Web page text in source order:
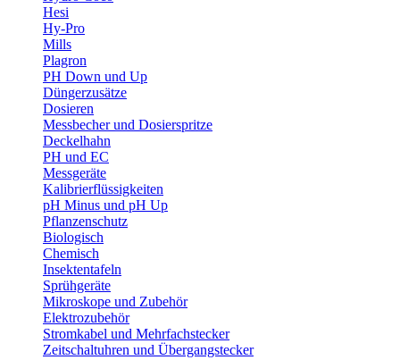
Hesi
Hy-Pro
Mills
Plagron
PH Down und Up
Düngerzusätze
Dosieren
Messbecher und Dosierspritze
Deckelhahn
PH und EC
Messgeräte
Kalibrierflüssigkeiten
pH Minus und pH Up
Pflanzenschutz
Biologisch
Chemisch
Insektentafeln
Sprühgeräte
Mikroskope und Zubehör
Elektrozubehör
Stromkabel und Mehrfachstecker
Zeitschaltuhren und Übergangstecker